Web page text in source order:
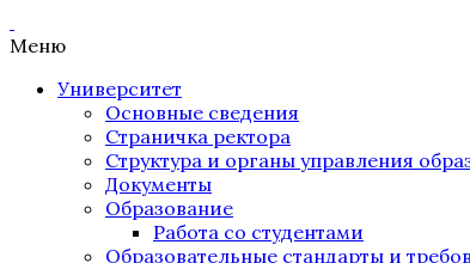
Меню
Университет
Основные сведения
Страничка ректора
Структура и органы управления
Документы
Образование
Работа со студентами
Образовательные стандарты и